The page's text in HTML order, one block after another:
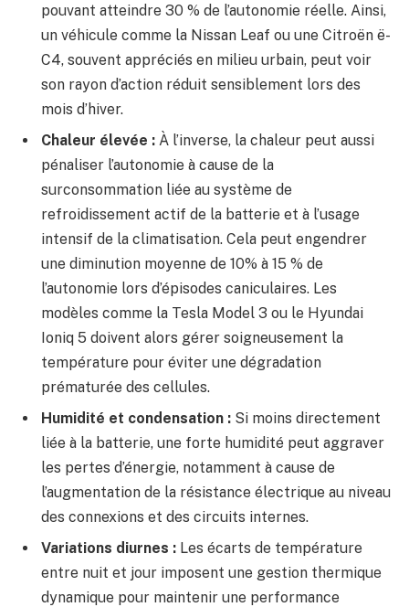
pouvant atteindre 30 % de l’autonomie réelle. Ainsi,
un véhicule comme la Nissan Leaf ou une Citroën ë-
C4, souvent appréciés en milieu urbain, peut voir
son rayon d’action réduit sensiblement lors des
mois d’hiver.
Chaleur élevée : À l’inverse, la chaleur peut aussi
pénaliser l’autonomie à cause de la
surconsommation liée au système de
refroidissement actif de la batterie et à l’usage
intensif de la climatisation. Cela peut engendrer
une diminution moyenne de 10% à 15 % de
l’autonomie lors d’épisodes caniculaires. Les
modèles comme la Tesla Model 3 ou le Hyundai
Ioniq 5 doivent alors gérer soigneusement la
température pour éviter une dégradation
prématurée des cellules.
Humidité et condensation : Si moins directement
liée à la batterie, une forte humidité peut aggraver
les pertes d’énergie, notamment à cause de
l’augmentation de la résistance électrique au niveau
des connexions et des circuits internes.
Variations diurnes : Les écarts de température
entre nuit et jour imposent une gestion thermique
dynamique pour maintenir une performance